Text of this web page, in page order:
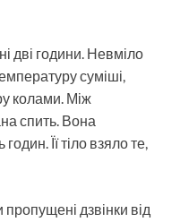
дві години. Невміло
суміші,
колами. Між
спить. Вона
Її тіло взяло те,
дзвінки від